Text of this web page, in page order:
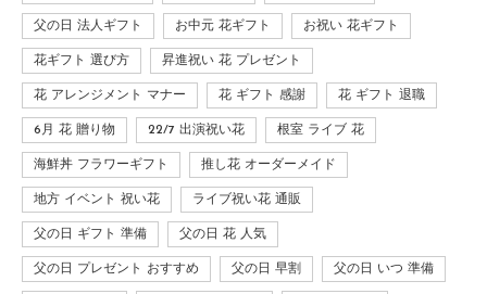
父の日 法人ギフト お中元 花ギフト お祝い 花ギフト
花ギフト 選び方 昇進祝い 花 プレゼント
花 アレンジメント マナー 花 ギフト 感謝 花 ギフト 退職
6月 花 贈り物 22/7 出演祝い花 根室 ライブ 花
海鮮丼 フラワーギフト 推し花 オーダーメイド
地方 イベント 祝い花 ライブ祝い花 通販
父の日 ギフト 準備 父の日 花 人気
父の日 プレゼント おすすめ 父の日 早割 父の日 いつ 準備